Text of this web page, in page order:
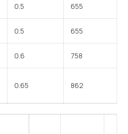
0.5 655
0.5 655
0.6 758
0.65 862